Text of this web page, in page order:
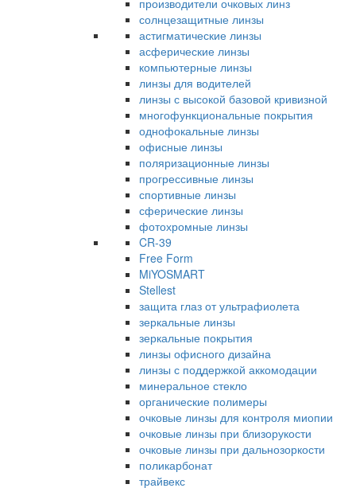
производители очковых линз
солнцезащитные линзы
астигматические линзы
асферические линзы
компьютерные линзы
линзы для водителей
линзы с высокой базовой кривизной
многофункциональные покрытия
однофокальные линзы
офисные линзы
поляризационные линзы
прогрессивные линзы
спортивные линзы
сферические линзы
фотохромные линзы
CR-39
Free Form
MiYOSMART
Stellest
защита глаз от ультрафиолета
зеркальные линзы
зеркальные покрытия
линзы офисного дизайна
линзы с поддержкой аккомодации
минеральное стекло
органические полимеры
очковые линзы для контроля миопии
очковые линзы при близорукости
очковые линзы при дальнозоркости
поликарбонат
трайвекс